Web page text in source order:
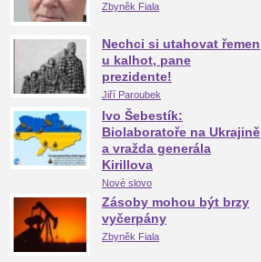
Zbyněk Fiala
Nechci si utahovat řemen
u kalhot, pane
prezidente!
Jiří Paroubek
Ivo Šebestík:
Biolaboratoře na Ukrajině
a vražda generála
Kirillova
Nové slovo
Zásoby mohou být brzy
vyčerpány
Zbyněk Fiala